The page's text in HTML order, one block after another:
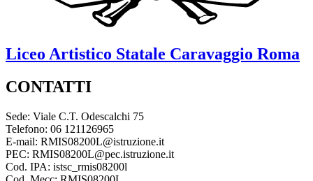
Liceo Artistico Statale Caravaggio Roma
CONTATTI
Sede: Viale C.T. Odescalchi 75
Telefono: 06 121126965
E-mail: RMIS08200L@istruzione.it
PEC: RMIS08200L@pec.istruzione.it
Cod. IPA: istsc_rmis08200l